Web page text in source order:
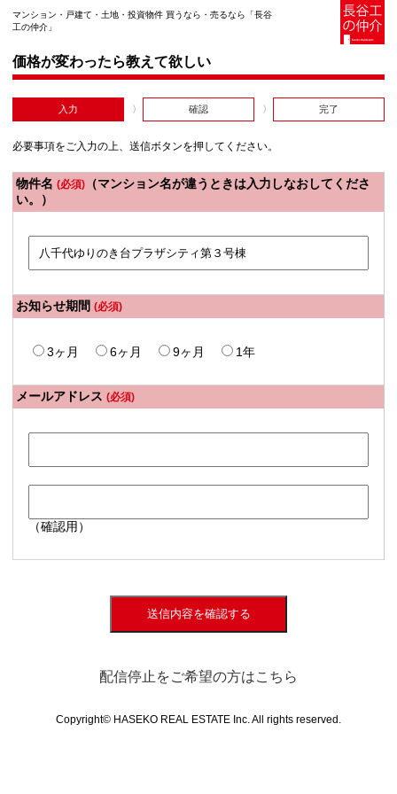
マンション・戸建て・土地・投資物件 買うなら・売るなら「長谷
工の仲介」
価格が変わったら教えて欲しい
入力 確認 完了
必要事項をご入力の上、送信ボタンを押してください。
物件名 (必須) （マンション名が違うときは入力しなおしてくださ
い。）
お知らせ期間 (必須)
3ヶ月 6ヶ月 9ヶ月 1年
メールアドレス (必須)
（確認用）
送信内容を確認する
配信停止をご希望の方はこちら
Copyright© HASEKO REAL ESTATE Inc. All rights reserved.